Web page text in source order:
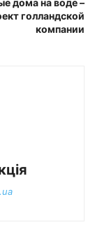
дома на воде –
голландской
компании